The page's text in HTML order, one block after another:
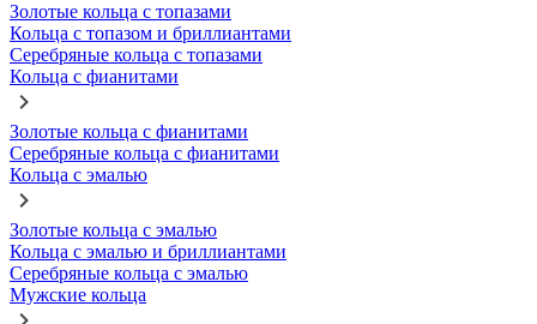
Золотые кольца с топазами
Кольца с топазом и бриллиантами
Серебряные кольца с топазами
Кольца с фианитами
Золотые кольца с фианитами
Серебряные кольца с фианитами
Кольца с эмалью
Золотые кольца с эмалью
Кольца с эмалью и бриллиантами
Серебряные кольца с эмалью
Мужские кольца